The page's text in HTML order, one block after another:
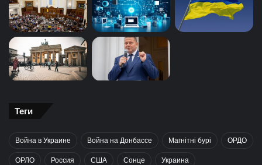
Теги
Война в Украине Война на Донбассе Магнітні бурі ОРДО
ОРЛО Россия США Сонце Украина